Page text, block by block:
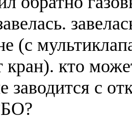
(с
кран). кто
заводится с